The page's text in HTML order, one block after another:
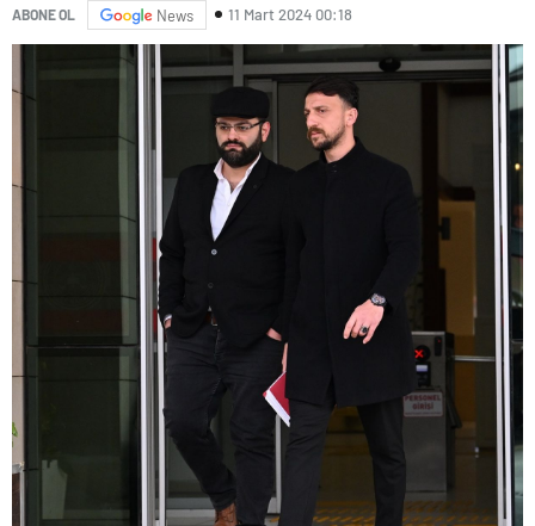
ABONE OL News 11 Mart 2024 00:18